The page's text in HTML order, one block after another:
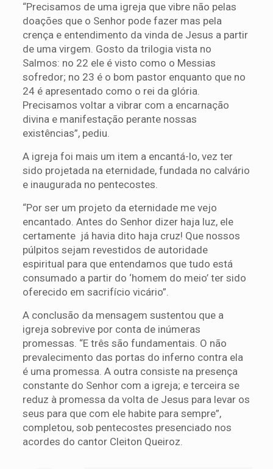
“Precisamos de uma igreja que vibre não pelas
doações que o Senhor pode fazer mas pela
crença e entendimento da vinda de Jesus a partir
de uma virgem. Gosto da trilogia vista no
Salmos: no 22 ele é visto como o Messias
sofredor; no 23 é o bom pastor enquanto que no
24 é apresentado como o rei da glória.
Precisamos voltar a vibrar com a encarnação
divina e manifestação perante nossas
existências”, pediu.
A igreja foi mais um item a encantá-lo, vez ter
sido projetada na eternidade, fundada no calvário
e inaugurada no pentecostes.
“Por ser um projeto da eternidade me vejo
encantado. Antes do Senhor dizer haja luz, ele
certamente já havia dito haja cruz! Que nossos
púlpitos sejam revestidos de autoridade
espiritual para que entendamos que tudo está
consumado a partir do ‘homem do meio’ ter sido
oferecido em sacrifício vicário”.
A conclusão da mensagem sustentou que a
igreja sobrevive por conta de inúmeras
promessas. “E três são fundamentais. O não
prevalecimento das portas do inferno contra ela
é uma promessa. A outra consiste na presença
constante do Senhor com a igreja; e terceira se
reduz à promessa da volta de Jesus para levar os
seus para que com ele habite para sempre”,
completou, sob pentecostes presenciado nos
acordes do cantor Cleiton Queiroz.